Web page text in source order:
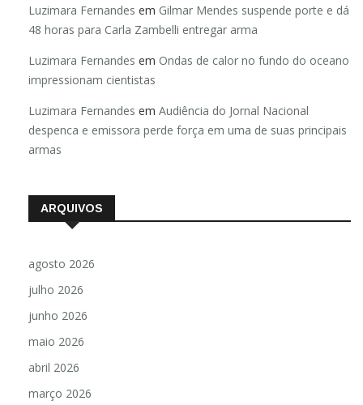
Luzimara Fernandes em Gilmar Mendes suspende porte e dá
48 horas para Carla Zambelli entregar arma
Luzimara Fernandes em Ondas de calor no fundo do oceano
impressionam cientistas
Luzimara Fernandes em Audiência do Jornal Nacional
despenca e emissora perde força em uma de suas principais
armas
ARQUIVOS
agosto 2026
julho 2026
junho 2026
maio 2026
abril 2026
março 2026